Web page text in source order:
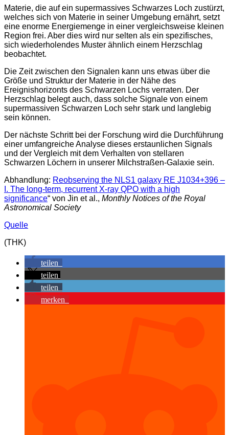
Materie, die auf ein supermassives Schwarzes Loch zustürzt,
welches sich von Materie in seiner Umgebung ernährt, setzt
eine enorme Energiemenge in einer vergleichsweise kleinen
Region frei. Aber dies wird nur selten als ein spezifisches,
sich wiederholendes Muster ähnlich einem Herzschlag
beobachtet.
Die Zeit zwischen den Signalen kann uns etwas über die
Größe und Struktur der Materie in der Nähe des
Ereignishorizonts des Schwarzen Lochs verraten. Der
Herzschlag belegt auch, dass solche Signale von einem
supermassiven Schwarzen Loch sehr stark und langlebig
sein können.
Der nächste Schritt bei der Forschung wird die Durchführung
einer umfangreiche Analyse dieses erstaunlichen Signals
und der Vergleich mit dem Verhalten von stellaren
Schwarzen Löchern in unserer Milchstraßen-Galaxie sein.
Abhandlung: Reobserving the NLS1 galaxy RE J1034+396 –
I. The long-term, recurrent X-ray QPO with a high
significance“ von Jin et al., Monthly Notices of the Royal
Astronomical Society
Quelle
(THK)
teilen
teilen
teilen
merken